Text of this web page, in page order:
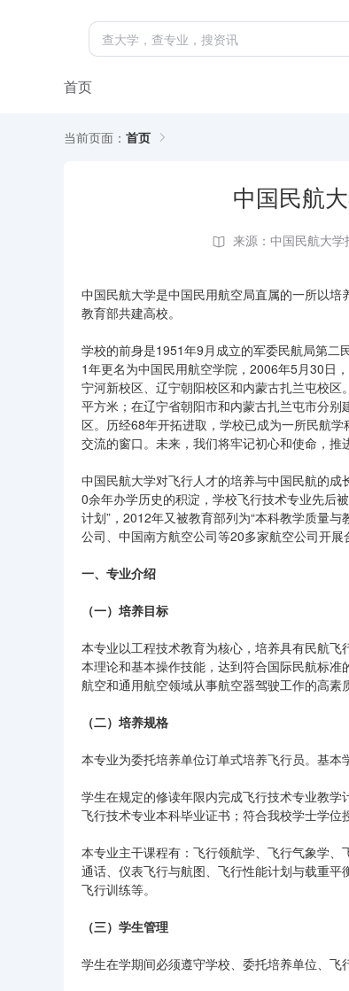
首页
当前页面： 首页
中国民航
来源：中国民航大学
中国民航大学是中国民用航空局直属的一所以培
教育部共建高校。
学校的前身是1951年9月成立的军委民航局第二
1年更名为中国民用航空学院，2006年5月30日
宁河新校区、辽宁朝阳校区和内蒙古扎兰屯校
平方米；在辽宁省朝阳市和内蒙古扎兰屯市分
区。历经68年开拓进取，学校已成为一所民航
交流的窗口。未来，我们将牢记初心和使命，推
中国民航大学对飞行人才的培养与中国民航的
0余年办学历史的积淀，学校飞行技术专业先后
计划”，2012年又被教育部列为“本科教学质量
公司、中国南方航空公司等20多家航空公司开展
一、专业介绍
（一）培养目标
本专业以工程技术教育为核心，培养具有民航
本理论和基本操作技能，达到符合国际民航标
航空和通用航空领域从事航空器驾驶工作的高素
（二）培养规格
本专业为委托培养单位订单式培养飞行员。基本
学生在规定的修读年限内完成飞行技术专业教
飞行技术专业本科毕业证书；符合我校学士学位
本专业主干课程有：飞行领航学、飞行气象学
通话、仪表飞行与航图、飞行性能计划与载重
飞行训练等。
（三）学生管理
学生在学期间必须遵守学校、委托培养单位、飞